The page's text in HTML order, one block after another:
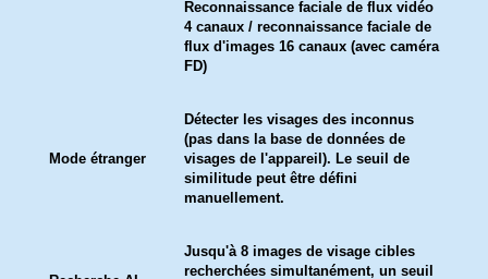
Reconnaissance faciale de flux vidéo
4 canaux / reconnaissance faciale de
flux d'images 16 canaux (avec caméra
FD)
Mode étranger
Détecter les visages des inconnus
(pas dans la base de données de
visages de l'appareil). Le seuil de
similitude peut être défini
manuellement.
Jusqu'à 8 images de visage cibles
recherchées simultanément, un seuil